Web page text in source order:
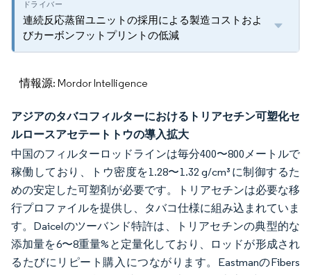
連続反応蒸留ユニットの採用による製造コストおよ
びカーボンフットプリントの低減
情報源: Mordor Intelligence
アジアのタバコフィルターにおけるトリアセチン可塑化セ
ルロースアセテートトウの導入拡大
中国のフィルターロッドラインは毎分400〜800メートルで
稼働しており、トウ密度を1.28〜1.32 g/cm³に制御するた
めの安定した可塑剤が必要です。トリアセチンは必要な移
行プロファイルを提供し、タバコ仕様に組み込まれていま
す。Daicelのツーバンド特許は、トリアセチンの典型的な
添加量を6〜8重量%と定量化しており、ロッドが形成され
るたびにリピート購入につながります。EastmanのFibers